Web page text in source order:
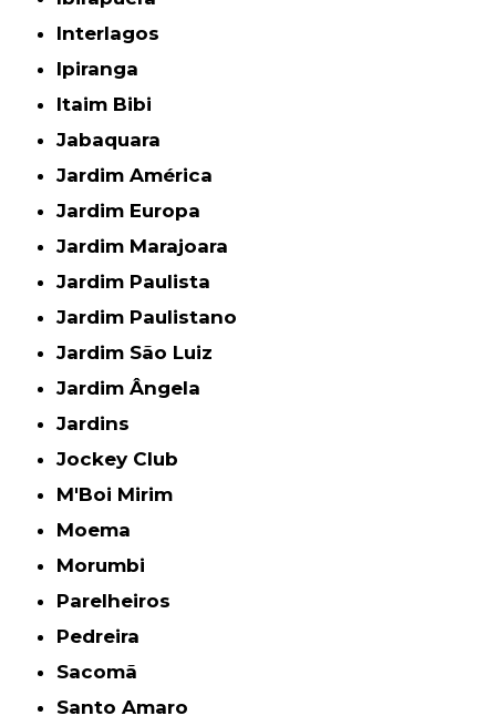
Interlagos
Ipiranga
Itaim Bibi
Jabaquara
Jardim América
Jardim Europa
Jardim Marajoara
Jardim Paulista
Jardim Paulistano
Jardim São Luiz
Jardim Ângela
Jardins
Jockey Club
M'Boi Mirim
Moema
Morumbi
Parelheiros
Pedreira
Sacomã
Santo Amaro